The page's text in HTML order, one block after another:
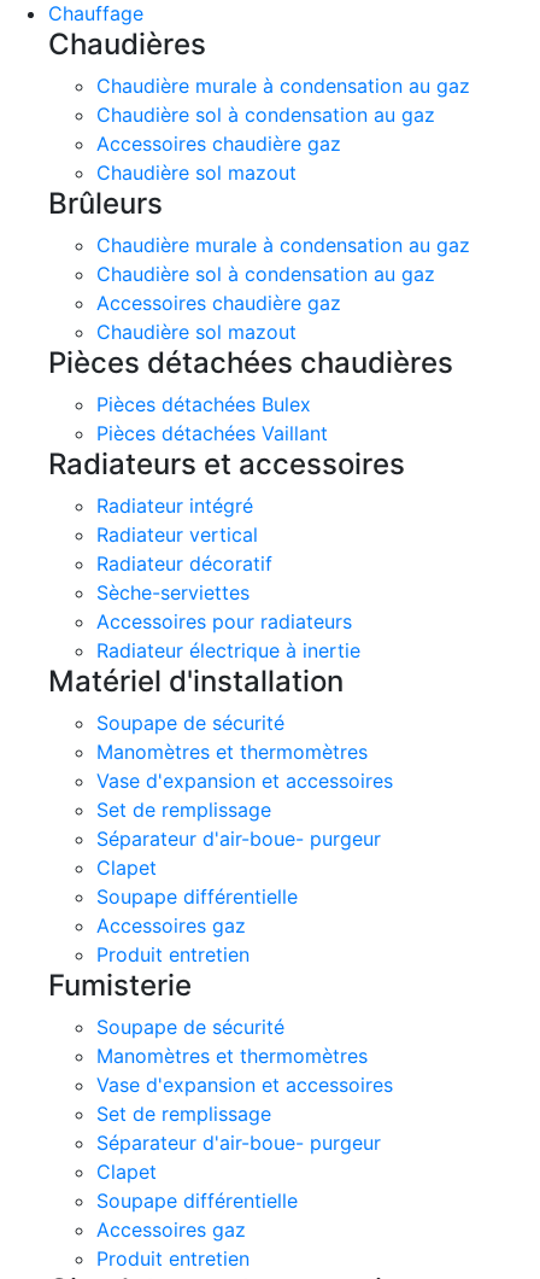
Chauffage
Chaudières
Chaudière murale à condensation au gaz
Chaudière sol à condensation au gaz
Accessoires chaudière gaz
Chaudière sol mazout
Brûleurs
Chaudière murale à condensation au gaz
Chaudière sol à condensation au gaz
Accessoires chaudière gaz
Chaudière sol mazout
Pièces détachées chaudières
Pièces détachées Bulex
Pièces détachées Vaillant
Radiateurs et accessoires
Radiateur intégré
Radiateur vertical
Radiateur décoratif
Sèche-serviettes
Accessoires pour radiateurs
Radiateur électrique à inertie
Matériel d'installation
Soupape de sécurité
Manomètres et thermomètres
Vase d'expansion et accessoires
Set de remplissage
Séparateur d'air-boue- purgeur
Clapet
Soupape différentielle
Accessoires gaz
Produit entretien
Fumisterie
Soupape de sécurité
Manomètres et thermomètres
Vase d'expansion et accessoires
Set de remplissage
Séparateur d'air-boue- purgeur
Clapet
Soupape différentielle
Accessoires gaz
Produit entretien